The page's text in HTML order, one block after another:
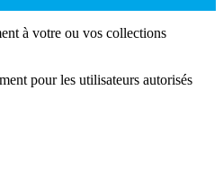
à votre ou vos collections
pour les utilisateurs autorisés